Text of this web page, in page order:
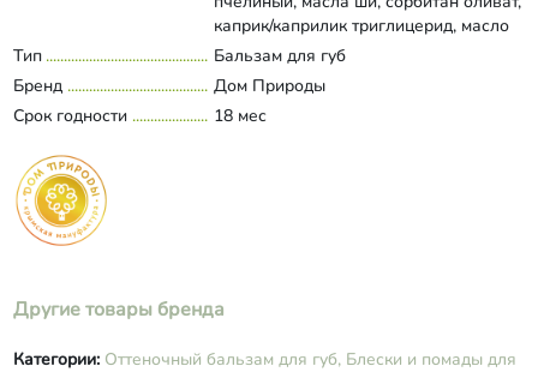
каприк/каприлик триглицерид, масло
жожоба, экстракт малины, мед, эфиры
полиглицерина, этилгексилглицерин,
слюда, кармин, витамин Е,
аромакомпозиция.
Развернуть состав
Тип
Бальзам для губ
Бренд
Дом Природы
Срок годности
18 мес
Другие товары бренда
Категории: Оттеночный бальзам для губ, Блески и помады для